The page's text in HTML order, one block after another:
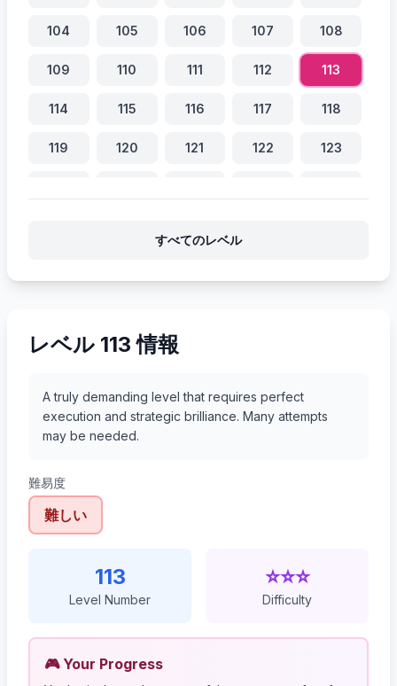
104 105 106 107 108
109 110 111 112 113
114 115 116 117 118
119 120 121 122 123
すべてのレベル
レベル 113 情報
A truly demanding level that requires perfect
execution and strategic brilliance. Many attempts
may be needed.
難易度
難しい
113
Level Number
⭐⭐⭐
Difficulty
🎮 Your Progress